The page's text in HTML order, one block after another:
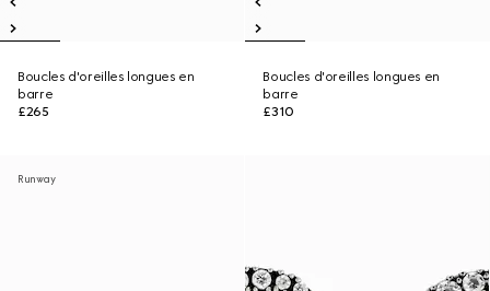
Boucles d'oreilles longues en
barre
£265
Boucles d'oreilles longues en
barre
£310
Runway